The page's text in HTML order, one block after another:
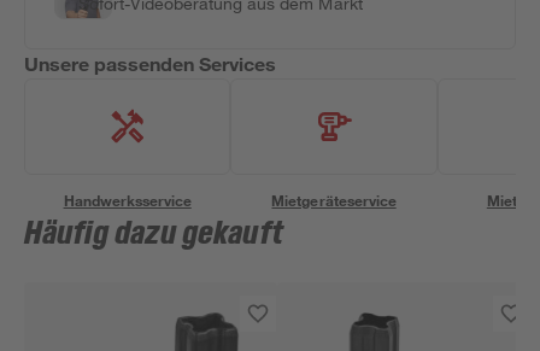
Unsere passenden Services
Handwerksservice Mietgeräteservice
Häufig dazu gekauft